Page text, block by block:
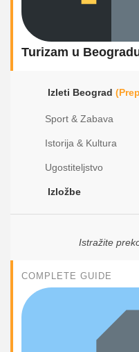
Turizam u
Izleti Beograd
Sport & Zabava
Istorija & Kultura
Ugostiteljstvo
Izložbe
Istražite
COMPLETE GUIDE